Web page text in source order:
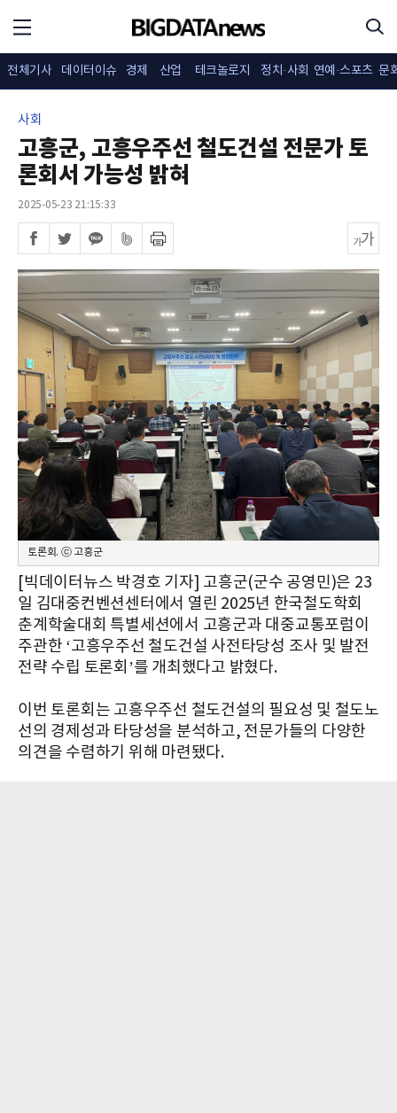
전체기사 데이터이슈 경제 산업 테크놀로지 정치·사회 연예·스포츠 문
사회
고흥군, 고흥우주선 철도건설 전문가 토
론회서 가능성 밝혀
2025-05-23 21:15:33
토론회. ⓒ 고흥군
[빅데이터뉴스 박경호 기자] 고흥군(군수 공영민)은 23
일 김대중컨벤션센터에서 열린 2025년 한국철도학회
춘계학술대회 특별세션에서 고흥군과 대중교통포럼이
주관한 ‘고흥우주선 철도건설 사전타당성 조사 및 발전
전략 수립 토론회’를 개최했다고 밝혔다.
이번 토론회는 고흥우주선 철도건설의 필요성 및 철도노
선의 경제성과 타당성을 분석하고, 전문가들의 다양한
의견을 수렴하기 위해 마련됐다.